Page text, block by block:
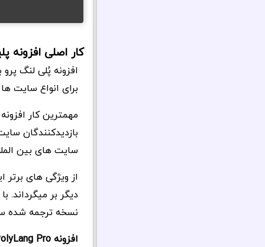
کار اصلی افزونه
افزونه پُلی لنگ
برای انواع سایت
مهمترین کار
بازدیدکنندگان
سایت های بین
از ویژگی های
دیگر بر میگرداند.
نسخه ترجمه شده
افزونه PolyLang Pro